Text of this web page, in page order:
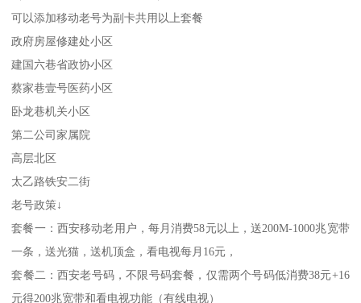
可以添加移动老号为副卡共用以上套餐
政府房屋修建处小区
建国六巷省政协小区
蔡家巷壹号医药小区
卧龙巷机关小区
第二公司家属院
高层北区
太乙路铁安二街
老号政策↓
套餐一：西安移动老用户，每月消费58元以上，送200M-1000兆宽带
一条，送光猫，送机顶盒，看电视每月16元，
套餐二：西安老号码，不限号码套餐，仅需两个号码低消费38元+16
元得200兆宽带和看电视功能（有线电视）